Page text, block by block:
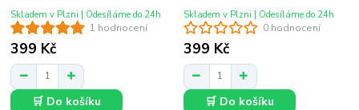
1 hodnocení
399 Kč
Skladem v Plzni | Odesíláme do 24h
🛒 Do košíku
0 hodnocení
399 Kč
Skladem v Plzni | Odesíláme do 24h
🛒 Do košíku